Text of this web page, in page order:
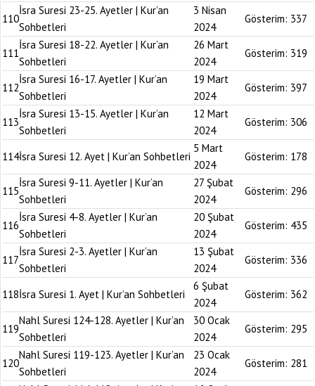
110
İsra Suresi 23-25. Ayetler | Kur’an
Sohbetleri
3 Nisan
2024
Gösterim: 337
111
İsra Suresi 18-22. Ayetler | Kur’an
Sohbetleri
26 Mart
2024
Gösterim: 319
112
İsra Suresi 16-17. Ayetler | Kur’an
Sohbetleri
19 Mart
2024
Gösterim: 397
113
İsra Suresi 13-15. Ayetler | Kur’an
Sohbetleri
12 Mart
2024
Gösterim: 306
114İsra Suresi 12. Ayet | Kur’an Sohbetleri
5 Mart
2024
Gösterim: 178
115
İsra Suresi 9-11. Ayetler | Kur’an
Sohbetleri
27 Şubat
2024
Gösterim: 296
116
İsra Suresi 4-8. Ayetler | Kur’an
Sohbetleri
20 Şubat
2024
Gösterim: 435
117
İsra Suresi 2-3. Ayetler | Kur’an
Sohbetleri
13 Şubat
2024
Gösterim: 336
118İsra Suresi 1. Ayet | Kur’an Sohbetleri
6 Şubat
2024
Gösterim: 362
119
Nahl Suresi 124-128. Ayetler | Kur’an
Sohbetleri
30 Ocak
2024
Gösterim: 295
120
Nahl Suresi 119-123. Ayetler | Kur’an
Sohbetleri
23 Ocak
2024
Gösterim: 281